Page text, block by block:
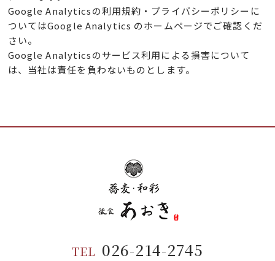
Google Analyticsの利用規約・プライバシーポリシーに
ついてはGoogle Analytics のホームページでご確認くだ
さい。
Google Analyticsのサービス利用による損害について
は、当社は責任を負わないものとします。
TEL 026-214-2745